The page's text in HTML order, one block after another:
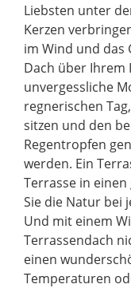
Liebsten unter
Kerzen
im Wind und das
Dach über Ihrem
unvergessliche
regnerischen
sitzen und den
Regentropfen
werden. Ein
Terrasse in
Sie die Natur bei
Und mit einem
Terrassendach
einen
Temperaturen